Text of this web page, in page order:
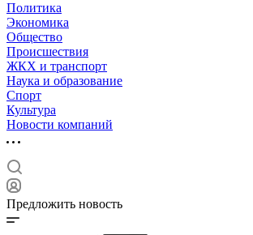
Политика
Экономика
Общество
Происшествия
ЖКХ и транспорт
Наука и образование
Спорт
Культура
Новости компаний
Предложить новость